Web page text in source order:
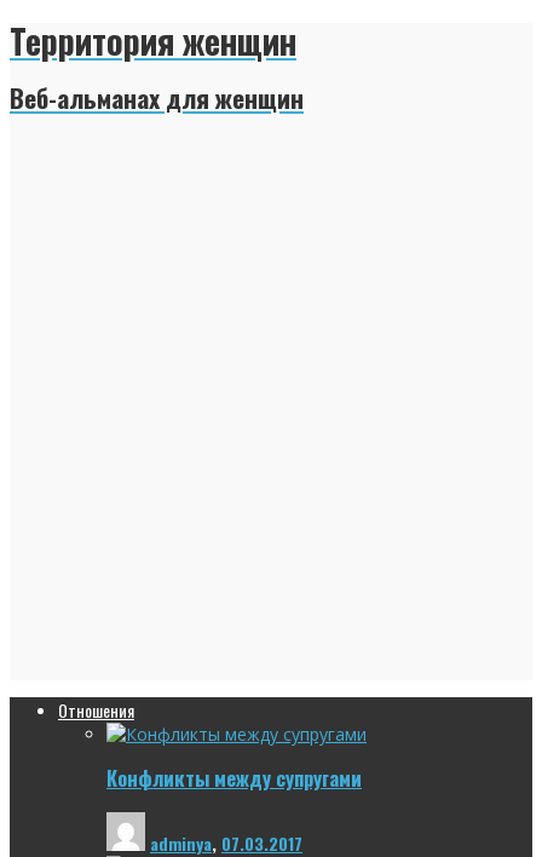
Территория женщин
Веб-альманах для женщин
Отношения
Конфликты между супругами
adminya, 07.03.2017